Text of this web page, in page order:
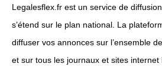
Legalesflex.fr est un service de
s’étend sur le plan national. La
diffuser vos annonces sur l’ensemble
et sur tous les journaux et sites internet